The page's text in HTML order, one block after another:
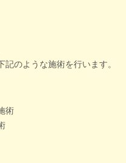
のような施術を行います。
術